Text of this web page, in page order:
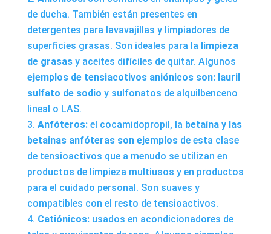
de ducha. También están presentes en
detergentes para lavavajillas y limpiadores de
superficies grasas. Son ideales para la limpieza
de grasasy aceites difíciles de quitar. Algunos
ejemplos de tensiacotivos aniónicos son: lauril
sulfato de sodio y sulfonatos de alquilbenceno
lineal o LAS.
Anfóteros:el cocamidopropil, la betaína y las
betainas anfóteras son ejemplosde esta clase
de tensioactivos que a menudo se utilizan en
productos de limpieza multiusos y en productos
para el cuidado personal. Son suaves y
compatibles con el resto de tensioactivos.
Catiónicos:usados en acondicionadores de